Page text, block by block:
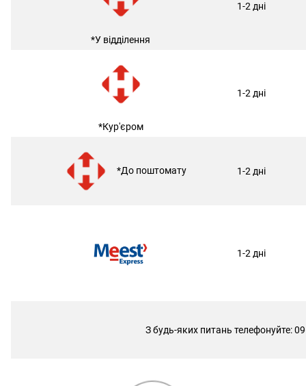
*У відділення
1-2 дні
*Кур'єром
1-2 дні
*До поштомату 1-2 дні
1-2 дні
З будь-яких питань телефонуйте: